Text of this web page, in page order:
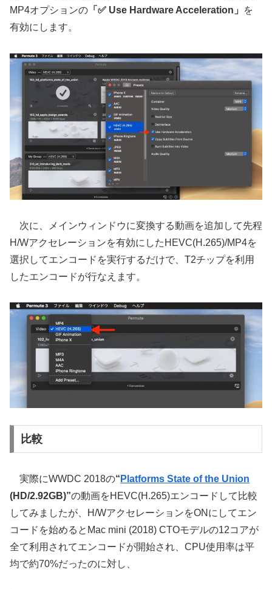
MP4オプションの 「✅ Use Hardware Acceleration」
を
有効にします。
次に、メインウィンドウに変換する動画を追加して先程
H/Wアクセレーションを有効にしたHEVC(H.265)/MP4を
選択してエンコードを実行するだけで、T2チップを利用
したエンコードが行なえます。
比較
実際にWWDC 2018の“ Platforms State of the Union
(HD/2.92GB)”の動画をHEVC(H.265)エンコードして比較
してみましたが、H/WアクセレーションをONにしてエン
コードを始めるとMac mini (2018) CTOモデルの12コアが
全て利用されてエンコードが開始され、CPU使用率は平
均で約70%だったのに対し、